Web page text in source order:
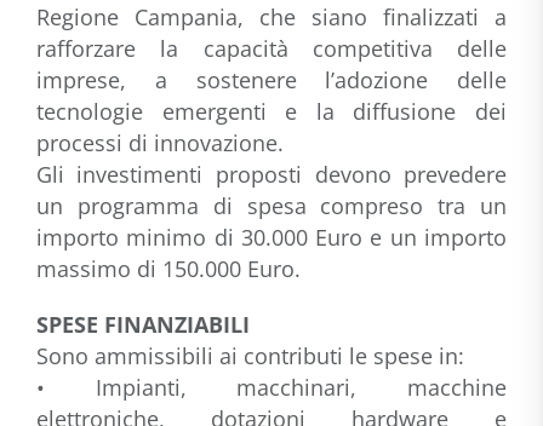
Regione Campania, che siano finalizzati a
rafforzare la capacità competitiva delle
imprese, a sostenere l’adozione delle
tecnologie emergenti e la diffusione dei
processi di innovazione.
Gli investimenti proposti devono prevedere
un programma di spesa compreso tra un
importo minimo di 30.000 Euro e un importo
massimo di 150.000 Euro.
SPESE FINANZIABILI
Sono ammissibili ai contributi le spese in:
• Impianti, macchinari, macchine
elettroniche, dotazioni hardware e